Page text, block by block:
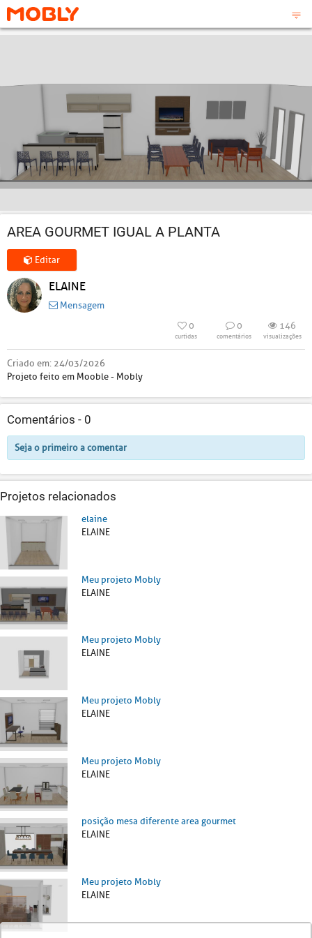
AREA GOURMET IGUAL A PLANTA
Editar
ELAINE
Mensagem
0
curtidas
0
comentários
146
visualizações
Criado em: 24/03/2026
Projeto feito em Mooble - Mobly
Comentários - 0
Seja o primeiro a comentar
Projetos relacionados
elaine
ELAINE
Meu projeto Mobly
ELAINE
Meu projeto Mobly
ELAINE
Meu projeto Mobly
ELAINE
Meu projeto Mobly
ELAINE
posição mesa diferente area gourmet
ELAINE
Meu projeto Mobly
ELAINE